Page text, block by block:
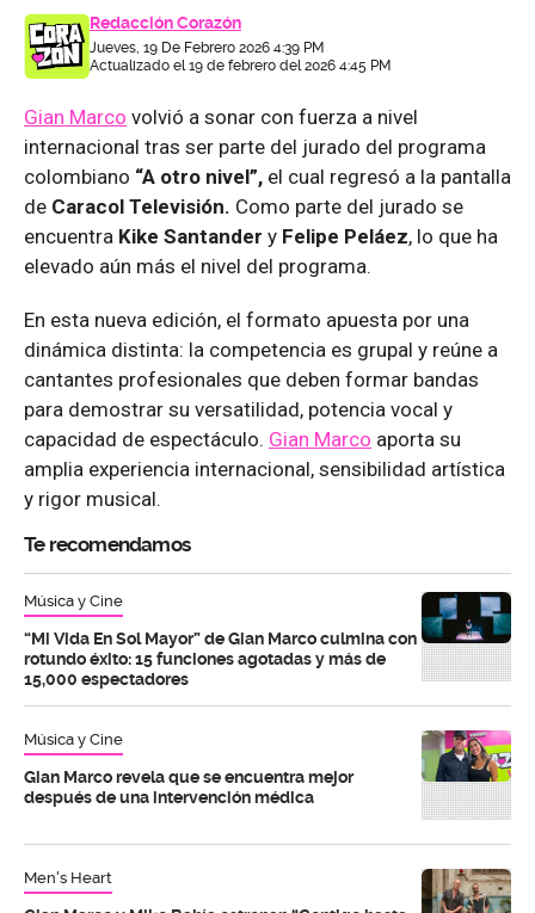
Redacción Corazón
Jueves, 19 De Febrero 2026 4:39 PM
Actualizado el 19 de febrero del 2026 4:45 PM
Gian Marco volvió a sonar con fuerza a nivel
internacional tras ser parte del jurado del programa
colombiano “A otro nivel”, el cual regresó a la pantalla
de Caracol Televisión. Como parte del jurado se
encuentra Kike Santander y Felipe Peláez, lo que ha
elevado aún más el nivel del programa.
En esta nueva edición, el formato apuesta por una
dinámica distinta: la competencia es grupal y reúne a
cantantes profesionales que deben formar bandas
para demostrar su versatilidad, potencia vocal y
capacidad de espectáculo. Gian Marco aporta su
amplia experiencia internacional, sensibilidad artística
y rigor musical.
Te recomendamos
Música y Cine
“Mi Vida En Sol Mayor” de Gian Marco culmina con
rotundo éxito: 15 funciones agotadas y más de
15,000 espectadores
Música y Cine
Gian Marco revela que se encuentra mejor
después de una intervención médica
Men's Heart